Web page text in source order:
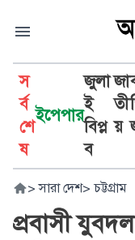
স
র্ব
শে
ষ
ইপেপার
জুলা
ই
বিপ্ল
ব
জা
তী
য়
> সারা দেশ> চট্টগ্রাম
প্রবাসী